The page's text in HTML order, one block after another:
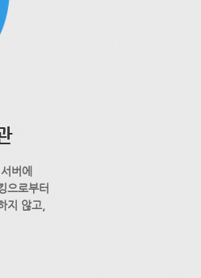
버에
으로부터
지 않고,